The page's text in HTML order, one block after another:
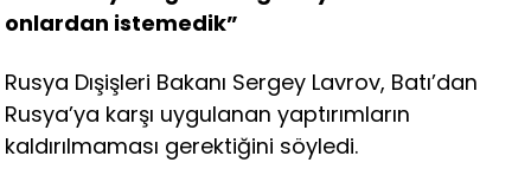
onlardan istemedik”
Rusya Dışişleri Bakanı Sergey Lavrov, Batı’dan
Rusya’ya karşı uygulanan yaptırımların
kaldırılmaması gerektiğini söyledi.